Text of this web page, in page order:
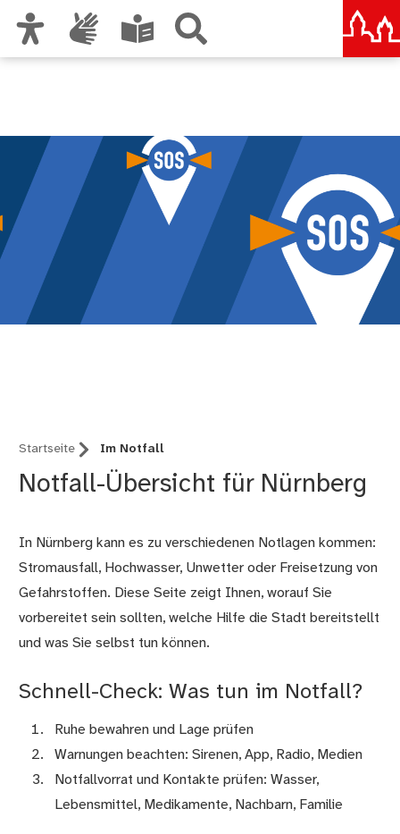
Startseite Im Notfall
Notfall-Übersicht für Nürnberg
In Nürnberg kann es zu verschiedenen Notlagen kommen:
Stromausfall, Hochwasser, Unwetter oder Freisetzung von
Gefahrstoffen. Diese Seite zeigt Ihnen, worauf Sie
vorbereitet sein sollten, welche Hilfe die Stadt bereitstellt
und was Sie selbst tun können.
Schnell-Check: Was tun im Notfall?
Ruhe bewahren und Lage prüfen
Warnungen beachten: Sirenen, App, Radio, Medien
Notfallvorrat und Kontakte prüfen: Wasser,
Lebensmittel, Medikamente, Nachbarn, Familie